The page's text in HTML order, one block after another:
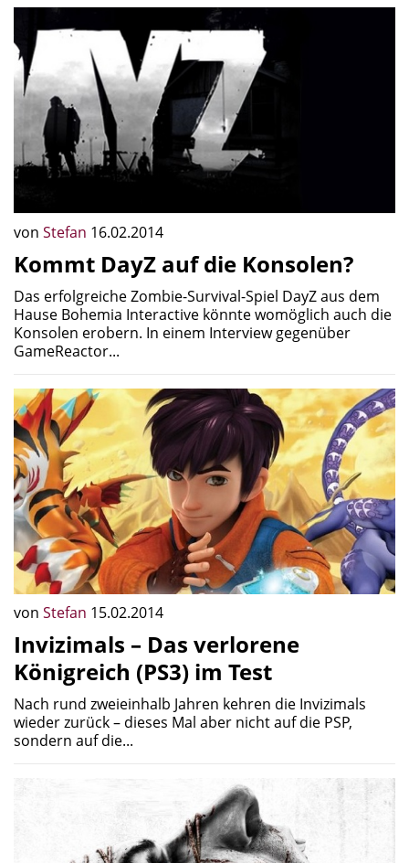
von Stefan 16.02.2014
Kommt DayZ auf die Konsolen?
Das erfolgreiche Zombie-Survival-Spiel DayZ aus dem
Hause Bohemia Interactive könnte womöglich auch die
Konsolen erobern. In einem Interview gegenüber
GameReactor...
von Stefan 15.02.2014
Invizimals – Das verlorene
Königreich (PS3) im Test
Nach rund zweieinhalb Jahren kehren die Invizimals
wieder zurück – dieses Mal aber nicht auf die PSP,
sondern auf die...